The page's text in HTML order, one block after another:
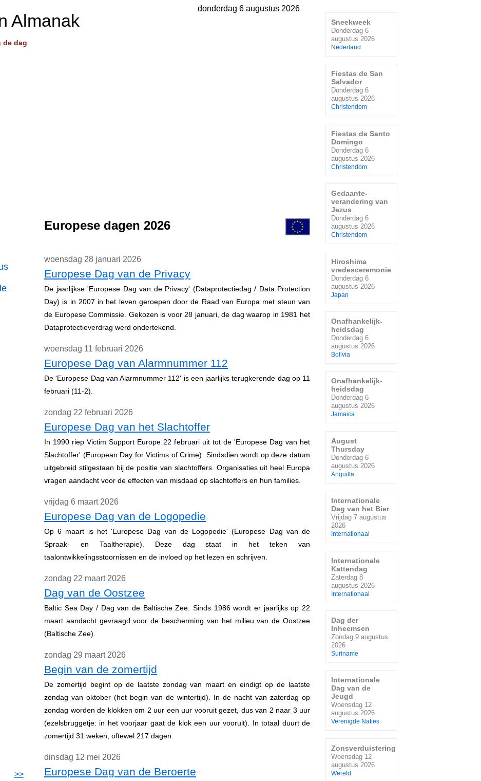
donderdag 6 augustus 2026
Almanak
de dag
>>
Europese dagen 2026
woensdag 28 januari 2026
Europese Dag van de Privacy
De jaarlijkse 'Europese Dag van de Privacy' (Dataprotectiedag / Data Protection
Day) is in 2007 in het leven geroepen door de Raad van Europa met steun van
de Europese Commissie. Gekozen is voor 28 januari, de dag waarop in 1981 het
Dataprotectieverdrag werd ondertekend.
woensdag 11 februari 2026
Europese Dag van Alarmnummer 112
De 'Europese Dag van Alarmnummer 112' is een jaarlijks terugkerende dag op 11
februari (11-2).
zondag 22 februari 2026
Europese Dag van het Slachtoffer
In 1990 riep Victim Support Europe 22 februari uit tot de 'Europese Dag van het
Slachtoffer' (European Day for Victims of Crime). Sindsdien wordt op deze datum
uitgebreid stilgestaan bij de positie van slachtoffers. Organisaties uit heel Europa
vragen aandacht voor de effecten van misdaad op slachtoffers en hun families.
vrijdag 6 maart 2026
Europese Dag van de Logopedie
Op 6 maart is het 'Europese Dag van de Logopedie' (Europese Dag van de
Spraak- en Taaltherapie). Deze dag staat in het teken van
taalontwikkelingsstoornissen en de invloed op het lezen en schrijven.
zondag 22 maart 2026
Dag van de Oostzee
Baltic Sea Day / Dag van de Baltische Zee. Sinds 1986 wordt er jaarlijks op 22
maart aandacht gevraagd voor de bescherming van het milieu van de Oostzee
(Baltische Zee).
zondag 29 maart 2026
Begin van de zomertijd
De zomertijd begint op de laatste zondag van maart en eindigt op de laatste
zondag van oktober (het begin van de wintertijd). In de nacht van zaterdag op
zondag worden de klokken om 2 uur een uur vooruit gezet, dus van 2 naar 3 uur
(ezelsbruggetje: in het voorjaar gaat de klok een uur vooruit). In totaal duurt de
zomertijd 31 weken, oftewel 217 dagen.
dinsdag 12 mei 2026
Europese Dag van de Beroerte
Sneekweek
Donderdag 6
augustus 2026
Nederland
Fiestas de San
Salvador
Donderdag 6
augustus 2026
Christendom
Fiestas de Santo
Domingo
Donderdag 6
augustus 2026
Christendom
Gedaante-
verandering van
Jezus
Donderdag 6
augustus 2026
Christendom
Hiroshima
vredesceremonie
Donderdag 6
augustus 2026
Japan
Onafhankelijk-
heidsdag
Donderdag 6
augustus 2026
Bolivia
Onafhankelijk-
heidsdag
Donderdag 6
augustus 2026
Jamaica
August
Thursday
Donderdag 6
augustus 2026
Anguilla
Internationale
Dag van het Bier
Vrijdag 7 augustus
2026
Internationaal
Internationale
Kattendag
Zaterdag 8
augustus 2026
Internationaal
Dag der
Inheemsen
Zondag 9 augustus
2026
Suriname
Internationale
Dag van de
Jeugd
Woensdag 12
augustus 2026
Verenigde Naties
Zonsverduistering
Woensdag 12
augustus 2026
Wereld